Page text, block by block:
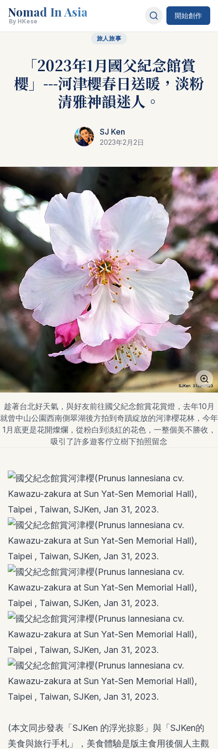
Nomad In Asia
By HKese
開始創作
旅人旅事
「2023年1月國父紀念館賞
櫻」---河津櫻春日送暖，淡粉
清雅神韻迷人。
SJ Ken
2023年2月2日
趁著台北好天氣，與好友前往國父紀念館賞花賞燈，去年10月
就曾中山公園西南側翠湖後方拍到奇蹟綻放的河津櫻花林，今年
1月底更是花開燦爛，從粉白到淡紅的花色，一整個美不勝收，
吸引了許多遊客佇立樹下拍照留念
(本文同步發表「SJKen 的浮光掠影 」與「SJKen的
美食與旅行手札 」，美食體驗是版主食用後個人主觀